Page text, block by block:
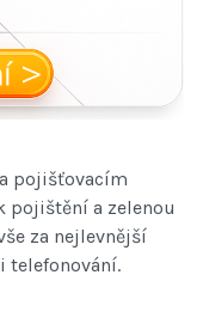
pojišťovacím
pojištění a zelenou
za nejlevnější
telefonování.